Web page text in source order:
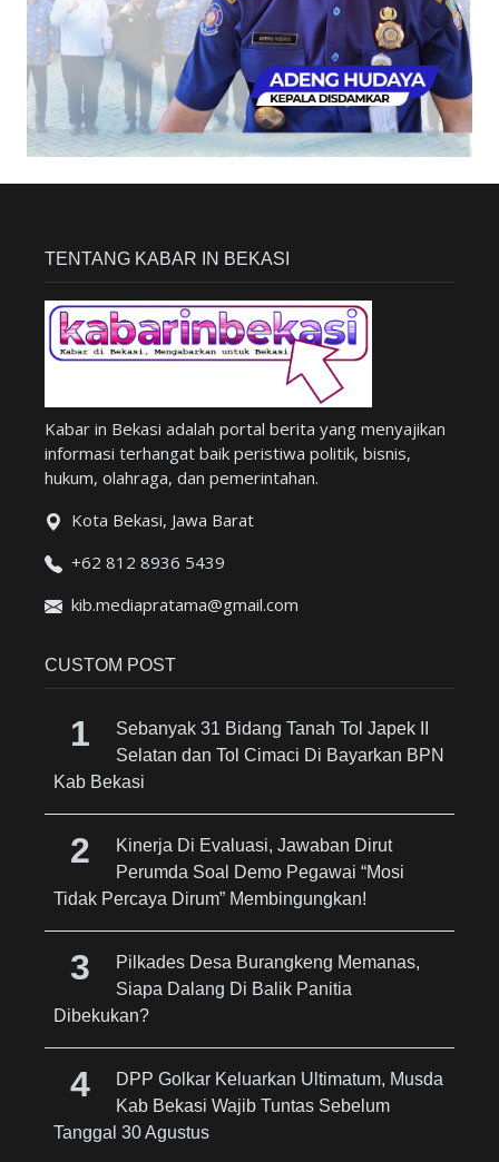
TENTANG KABAR IN BEKASI
Kabar in Bekasi adalah portal berita yang menyajikan
informasi terhangat baik peristiwa politik, bisnis,
hukum, olahraga, dan pemerintahan.
Kota Bekasi, Jawa Barat
+62 812 8936 5439
kib.mediapratama@gmail.com
CUSTOM POST
Sebanyak 31 Bidang Tanah Tol Japek II
Selatan dan Tol Cimaci Di Bayarkan BPN
Kab Bekasi
Kinerja Di Evaluasi, Jawaban Dirut
Perumda Soal Demo Pegawai “Mosi
Tidak Percaya Dirum” Membingungkan!
Pilkades Desa Burangkeng Memanas,
Siapa Dalang Di Balik Panitia
Dibekukan?
DPP Golkar Keluarkan Ultimatum, Musda
Kab Bekasi Wajib Tuntas Sebelum
Tanggal 30 Agustus